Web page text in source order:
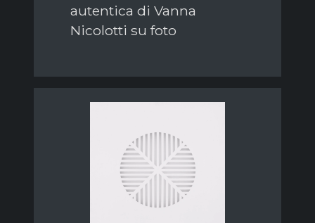
autentica di Vanna
Nicolotti su foto